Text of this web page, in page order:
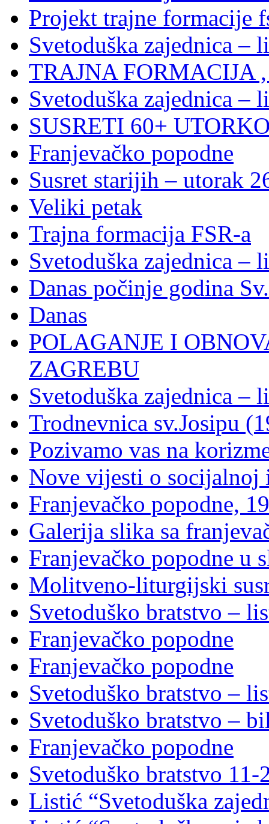
Projekt trajne formacije
Svetoduška zajednica –
TRAJNA FORMACIJA
Svetoduška zajednica –
SUSRETI 60+
Franjevačko popodne
Susret starijih – utorak
Veliki petak
Trajna formacija FSR-a
Svetoduška zajednica –
Danas počinje godina
Danas
POLAGANJE I
ZAGREBU
Svetoduška zajednica –
Trodnevnica sv.Josipu
Pozivamo vas na
Nove vijesti o
Franjevačko popodne,
Galerija slika sa
Franjevačko popodne u
Molitveno-liturgijski
Svetoduško bratstvo –
Franjevačko popodne
Franjevačko popodne
Svetoduško bratstvo –
Svetoduško bratstvo –
Franjevačko popodne
Svetoduško bratstvo 11-
Listić “Svetoduška